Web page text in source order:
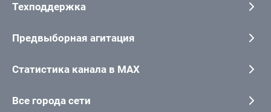
Техподдержка
Предвыборная агитация
Статистика канала в MAX
Все города сети